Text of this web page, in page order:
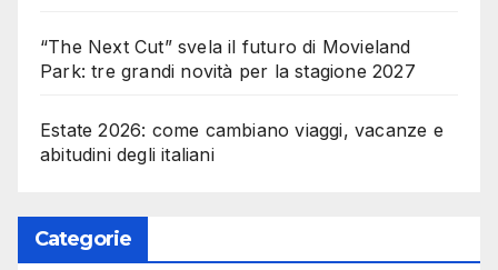
“The Next Cut” svela il futuro di Movieland
Park: tre grandi novità per la stagione 2027
Estate 2026: come cambiano viaggi, vacanze e
abitudini degli italiani
Categorie